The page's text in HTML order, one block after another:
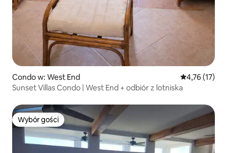
Condo w: West End Średnia
4,76 (17)
Sunset Villas Condo | West End + odbiór z lotniska
Wybór gości
Wybór gości